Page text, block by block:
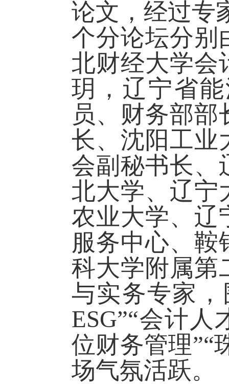
论文，经过专
个分论坛分别
北财经大学会
玥，辽宁省
员、财务部
长、沈阳工业
会副秘书长、
北大学、辽宁
农业大学、辽
服务中心、
科大学附属第
与实务专家，
ESG”“会计人
位财务管理”“
场气氛活跃。